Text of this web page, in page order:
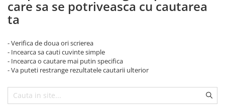
Road & Gravel
BICICLETE ELECTRICE
Pliabile
Angrenaje
Anvelope & accesorii
Butuci pedalieri
Camere
Frane
Cricuri si accesorii
Genti & Borsete
Lumini
Mansoane & Ghidoline
Oglinzi
Pedale
Pompe
Manusi
Ochelari
Pantofi
Rucsaci
Tricouri si bluze
care sa se potriveasca cu cautarea
ta
- Verifica de doua ori scrierea
- Incearca sa cauti cuvinte simple
- Incearca o cautare mai putin specifica
- Va puteti restrange rezultatele cautarii ulterior